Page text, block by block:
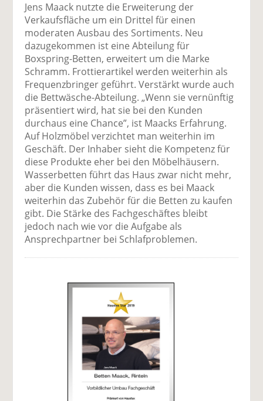
Jens Maack nutzte die Erweiterung der
Verkaufsfläche um ein Drittel für einen
moderaten Ausbau des Sortiments. Neu
dazugekommen ist eine Abteilung für
Boxspring-Betten, erweitert um die Marke
Schramm. Frottierartikel werden weiterhin als
Frequenzbringer geführt. Verstärkt wurde auch
die Bettwäsche-Abteilung. „Wenn sie vernünftig
präsentiert wird, hat sie bei den Kunden
durchaus eine Chance”, ist Maacks Erfahrung.
Auf Holzmöbel verzichtet man weiterhin im
Geschäft. Der Inhaber sieht die Kompetenz für
diese Produkte eher bei den Möbelhäusern.
Wasserbetten führt das Haus zwar nicht mehr,
aber die Kunden wissen, dass es bei Maack
weiterhin das Zubehör für die Betten zu kaufen
gibt. Die Stärke des Fachgeschäftes bleibt
jedoch nach wie vor die Aufgabe als
Ansprechpartner bei Schlafproblemen.